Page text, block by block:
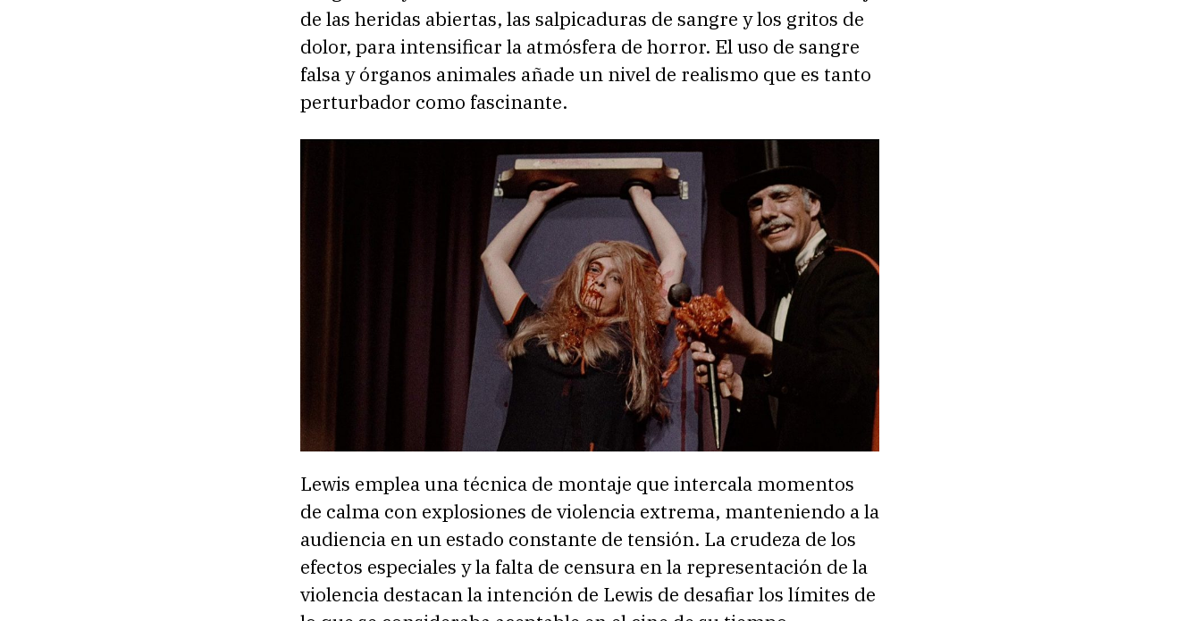
de las heridas abiertas, las salpicaduras de sangre y los gritos de
dolor, para intensificar la atmósfera de horror. El uso de sangre
falsa y órganos animales añade un nivel de realismo que es tanto
perturbador como fascinante.
Lewis emplea una técnica de montaje que intercala momentos
de calma con explosiones de violencia extrema, manteniendo a la
audiencia en un estado constante de tensión. La crudeza de los
efectos especiales y la falta de censura en la representación de la
violencia destacan la intención de Lewis de desafiar los límites de